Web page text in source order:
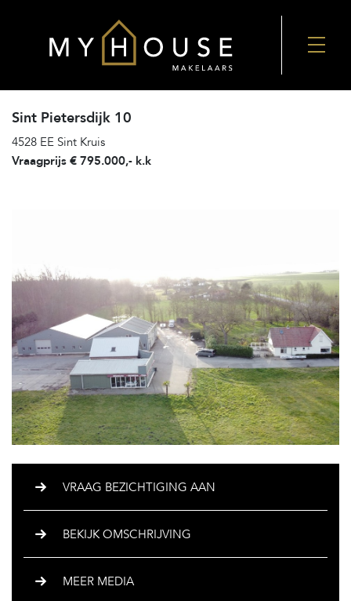
Sint Pietersdijk 10
4528 EE Sint Kruis
Vraagprijs € 795.000,- k.k
VRAAG BEZICHTIGING AAN
BEKIJK OMSCHRIJVING
MEER MEDIA